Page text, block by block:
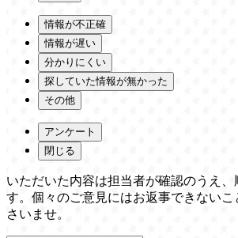
情報が不正確
情報が遅い
分かりにくい
探していた情報が無かった
その他
アンケート
閉じる
いただいた内容は担当者が確認のうえ、
す。個々のご意見にはお返事できない
さいませ。